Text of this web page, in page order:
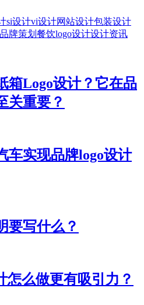
si设计vi设计网站设计包装设计
品牌策划 餐饮logo设计设计资讯
箱Logo设计？它在品
关重要？
车实现品牌logo设计
要写什么？
怎么做更有吸引力？